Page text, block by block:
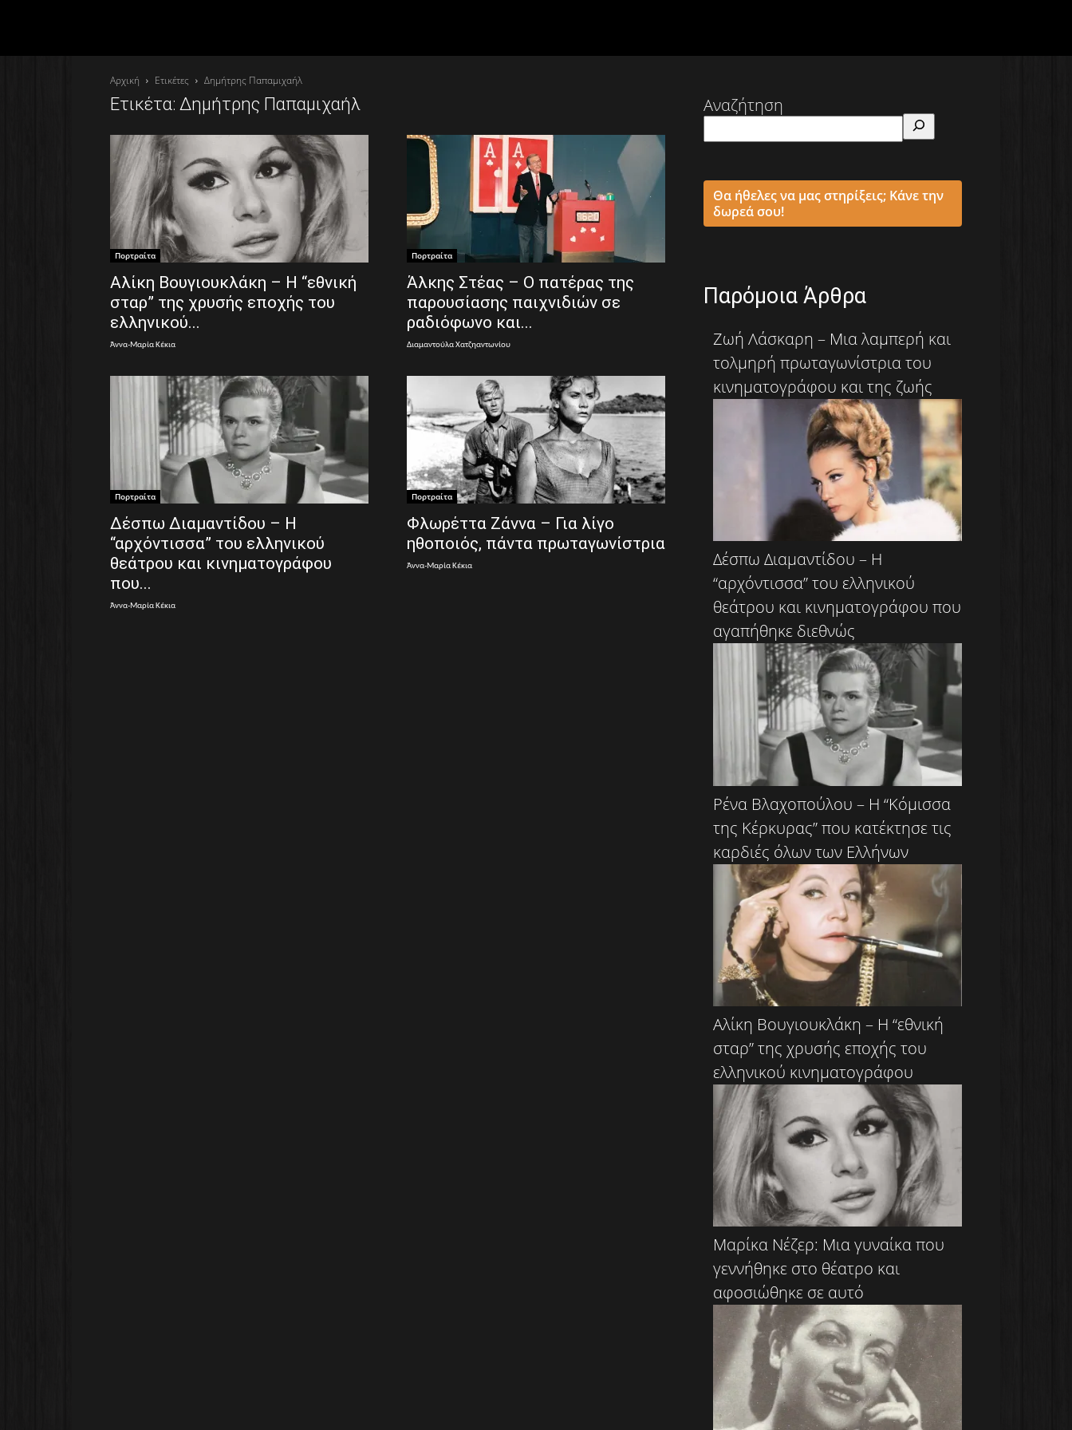
Αρχική Ετικέτες Δημήτρης Παπαμιχαήλ
Ετικέτα: Δημήτρης Παπαμιχαήλ
Πορτραίτα
Αλίκη Βουγιουκλάκη – Η “εθνική
σταρ” της χρυσής εποχής του
ελληνικού...
Άννα-Μαρία Κέκια
Πορτραίτα
Άλκης Στέας – Ο πατέρας της
παρουσίασης παιχνιδιών σε
ραδιόφωνο και...
Διαμαντούλα Χατζηαντωνίου
Πορτραίτα
Δέσπω Διαμαντίδου – Η
“αρχόντισσα” του ελληνικού
θεάτρου και κινηματογράφου
που...
Άννα-Μαρία Κέκια
Πορτραίτα
Φλωρέττα Ζάννα – Για λίγο
ηθοποιός, πάντα πρωταγωνίστρια
Άννα-Μαρία Κέκια
Αναζήτηση
Θα ήθελες να μας στηρίξεις; Κάνε την
δωρεά σου!
Παρόμοια Άρθρα
Ζωή Λάσκαρη – Μια λαμπερή και
τολμηρή πρωταγωνίστρια του
κινηματογράφου και της ζωής
Δέσπω Διαμαντίδου – Η
“αρχόντισσα” του ελληνικού
θεάτρου και κινηματογράφου που
αγαπήθηκε διεθνώς
Ρένα Βλαχοπούλου – Η “Κόμισσα
της Κέρκυρας” που κατέκτησε τις
καρδιές όλων των Ελλήνων
Αλίκη Βουγιουκλάκη – Η “εθνική
σταρ” της χρυσής εποχής του
ελληνικού κινηματογράφου
Μαρίκα Νέζερ: Μια γυναίκα που
γεννήθηκε στο θέατρο και
αφοσιώθηκε σε αυτό